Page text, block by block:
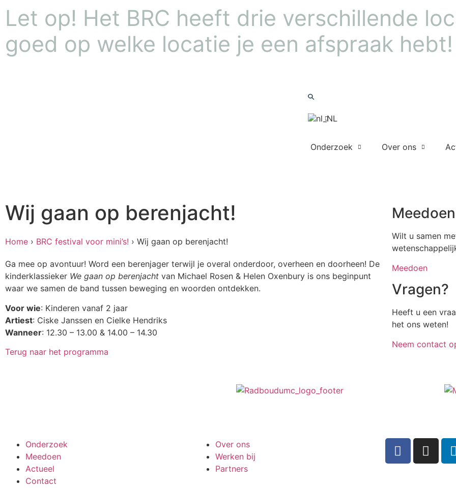
Let op! Het BRC heeft drie verschillende
goed op welke locatie je een afspraak hebt!
Onderzoek Over ons
Wij gaan op berenjacht!
Home › BRC festival voor mini’s! › Wij gaan op berenjacht!
Ga mee op avontuur! Word een berenjager terwijl je overal onderdoor, overheen en doorheen! De
kinderklassieker We gaan op berenjacht van Michael Rosen & Helen Oxenbury is ons beginpunt
waar we samen de band tussen beweging en woorden ontdekken.
Voor wie: Kinderen vanaf 2 jaar
Artiest: Ciske Janssen en Cielke Hendriks
Wanneer: 12.30 – 13.00 & 14.00 – 14.30
Terug naar het programma
Wilt u samen
Meedoen
Vragen?
Heeft u een
het ons weten!
Neem contact
Onderzoek
Meedoen
Actueel
Contact
Over ons
Werken bij
Partners